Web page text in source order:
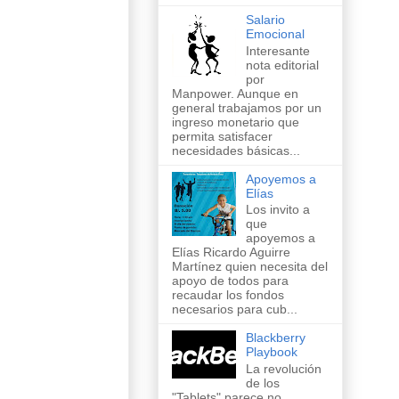
Salario
Emocional
Interesante
nota editorial
por
Manpower. Aunque en
general trabajamos por un
ingreso monetario que
permita satisfacer
necesidades básicas...
Apoyemos a
Elías
Los invito a
que
apoyemos a
Elías Ricardo Aguirre
Martínez quien necesita del
apoyo de todos para
recaudar los fondos
necesarios para cub...
Blackberry
Playbook
La revolución
de los